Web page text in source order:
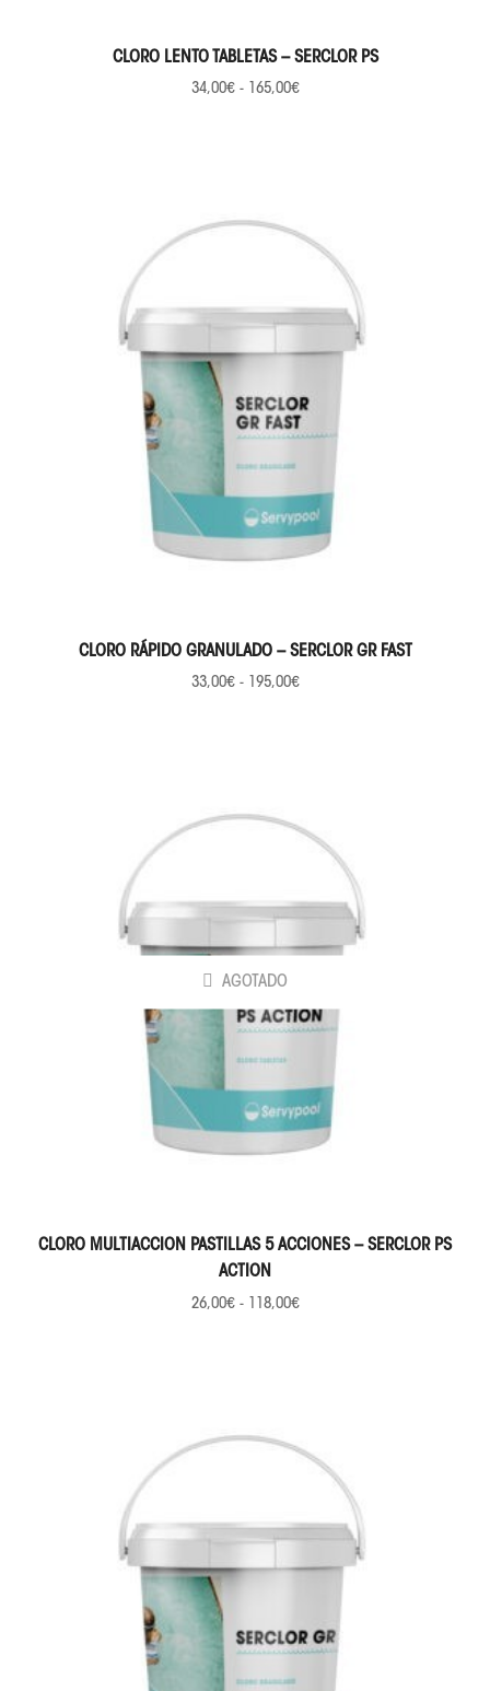
SELECCIONAR OPCIONES
CLORO LENTO TABLETAS – SERCLOR PS
34,00€ - 165,00€
SELECCIONAR OPCIONES
CLORO RÁPIDO GRANULADO – SERCLOR GR FAST
33,00€ - 195,00€
AGOTADO
SELECCIONAR OPCIONES
CLORO MULTIACCION PASTILLAS 5 ACCIONES – SERCLOR PS
ACTION
26,00€ - 118,00€